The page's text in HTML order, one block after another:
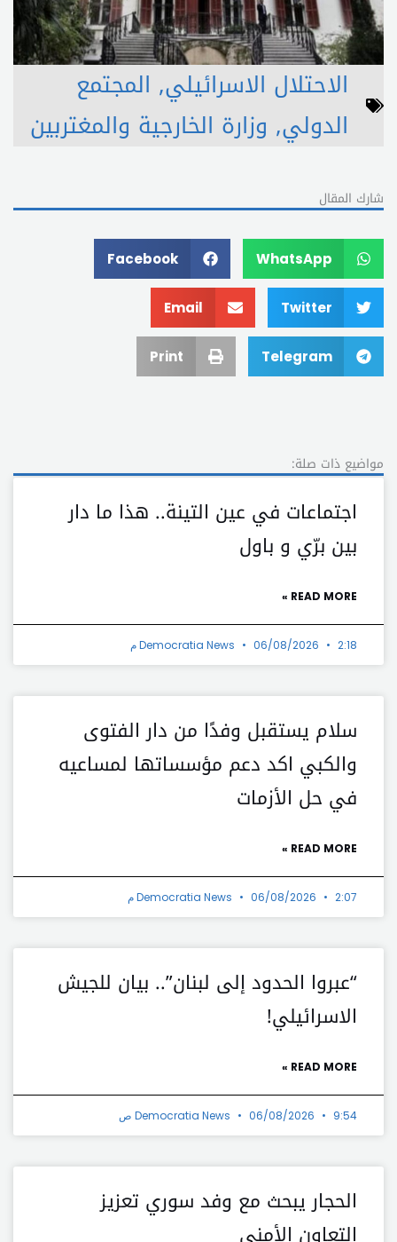
الاحتلال الاسرائيلي, المجتمع
الدولي, وزارة الخارجية والمغتربين
شارك المقال
WhatsApp
Facebook
Twitter
Email
Telegram
Print
مواضيع ذات صلة:
اجتماعات في عين التينة.. هذا ما دار
بين برّي و باول
READ MORE »
Democratia News 06/08/2026 2:18 م
سلام يستقبل وفدًا من دار الفتوى
والكبي اكد دعم مؤسساتها لمساعيه
في حل الأزمات
READ MORE »
Democratia News 06/08/2026 2:07 م
“عبروا الحدود إلى لبنان”.. بيان للجيش
الاسرائيلي!
READ MORE »
Democratia News 06/08/2026 9:54 ص
الحجار يبحث مع وفد سوري تعزيز